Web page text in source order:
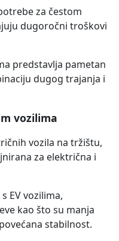
za čestom
dugoročni troškovi
predstavlja pametan
dugog trajanja i
vozilima
vozila na tržištu,
za električna i
EV vozilima,
kao što su manja
stabilnost.